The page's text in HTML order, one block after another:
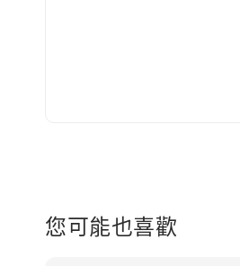
您可能也喜歡